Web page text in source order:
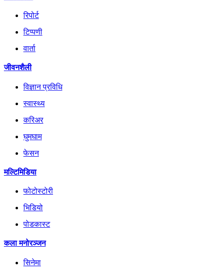
रिपोर्ट
टिप्पणी
वार्ता
जीवनशैली
विज्ञान प्रविधि
स्वास्थ्य
करिअर
घुमघाम
फेसन
मल्टिमिडिया
फोटोस्टोरी
भिडियो
पोडकास्ट
कला मनोरञ्जन
सिनेमा